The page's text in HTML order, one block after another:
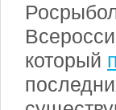
который